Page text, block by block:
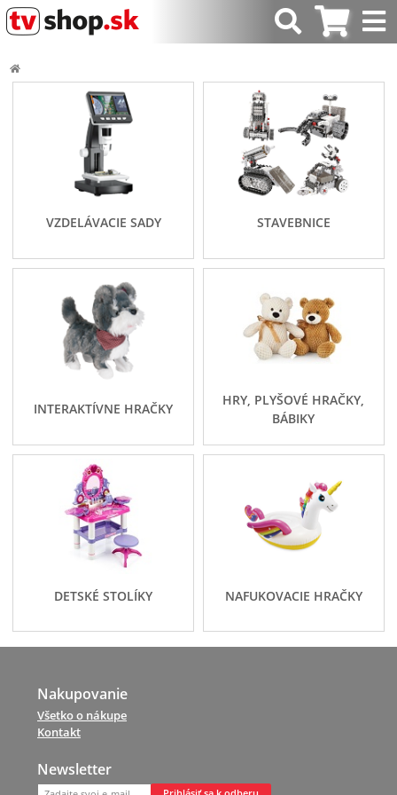
VZDELÁVACIE SADY STAVEBNICE
INTERAKTÍVNE HRAČKY
HRY, PLYŠOVÉ HRAČKY,
BÁBIKY
DETSKÉ STOLÍKY NAFUKOVACIE HRAČKY
Nakupovanie
Všetko o nákupe
Kontakt
Newsletter